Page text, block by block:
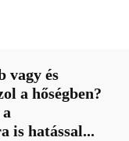
vagy és
a hőségben?
is hatással...